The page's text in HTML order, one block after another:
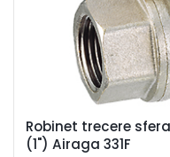
Robinet trecere
(1") Airaga 331F